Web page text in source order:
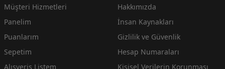
Müşteri Hizmetleri
Panelim
Puanlarım
Sepetim
Alışveriş Listem
Hakkımızda
İnsan Kaynakları
Gizlilik ve Güvenlik
Hesap Numaraları
Kişisel Verilerin Korunması